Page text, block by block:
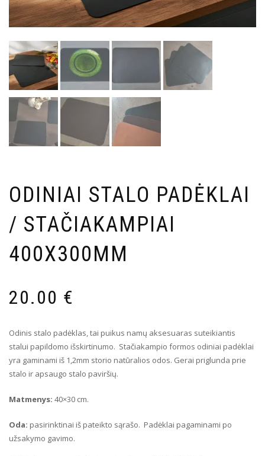
ODINIAI STALO PADĖKLAI
/ STAČIAKAMPIAI
400X300MM
20.00 €
Odinis stalo padėklas, tai puikus namų aksesuaras suteikiantis
stalui papildomo išskirtinumo. Stačiakampio formos odiniai padėklai
yra gaminami iš 1,2mm storio natūralios odos. Gerai priglunda prie
stalo ir apsaugo stalo paviršių.
Matmenys: 40×30 cm.
Oda: pasirinktinai iš pateikto sąrašo. Padėklai pagaminami po
užsakymo gavimo.